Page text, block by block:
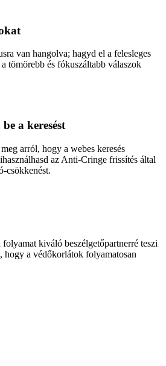
van hangolva; hagyd el a felesleges
tömörebb és fókuszáltabb válaszok
a keresést
arról, hogy a webes keresés
az Anti-Cringe frissítés által
csökkenést.
folyamat kiváló beszélgetőpartnerré teszi
hogy a védőkorlátok folyamatosan